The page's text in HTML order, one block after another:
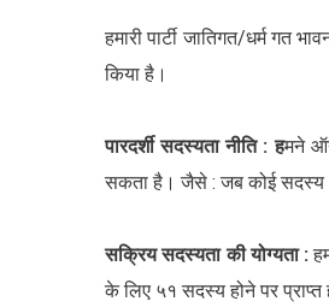
हमारी पार्टी जातिगत/धर्म गत
किया है।
पारदर्शी सदस्यता नीति : हमने
सकता है। जैसे : जब कोई सदस्य
सक्रिय सदस्यता की योग्यता :
के लिए ५१ सदस्य होने पर